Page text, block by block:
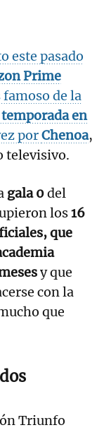
este pasado
Prime
de la
en
porChenoa,
televisivo.
gala 0del
los16
que
y que
con la
que
Triunfo